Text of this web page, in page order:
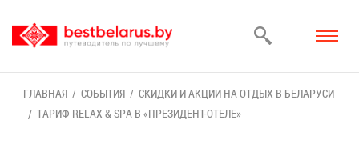
ГЛАВ­НАЯ СО­БЫ­ТИЯ
СКИД­КИ И АК­ЦИИ НА ОТ­ДЫХ В БЕ­ЛА­РУ­СИ
ТА­РИФ RELAX & SPA В «ПРЕ­ЗИ­ДЕНТ-ОТЕ­ЛЕ»